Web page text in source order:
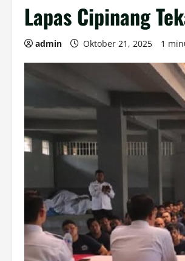
Lapas Cipinang
admin Oktober 21, 2025 1